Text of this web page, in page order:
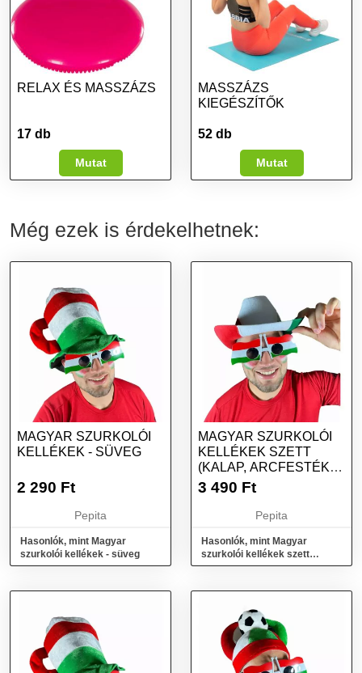
RELAX ÉS MASSZÁZS
17 db
Mutat
MASSZÁZS
KIEGÉSZÍTŐK
52 db
Mutat
Még ezek is érdekelhetnek:
MAGYAR SZURKOLÓI
KELLÉKEK - SÜVEG
2 290 Ft
Pepita
Hasonlók, mint Magyar
szurkolói kellékek - süveg
MAGYAR SZURKOLÓI
KELLÉKEK SZETT
(KALAP, ARCFESTÉK,
NAPSZEMÜVEG)
3 490 Ft
Pepita
Hasonlók, mint Magyar
szurkolói kellékek szett
(Kalap, Arcfesték,